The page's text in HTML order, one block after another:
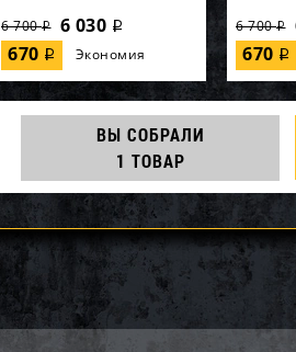
6 700i 6 030 i
670 i Экономия
6 700i
670 i
ВЫ СОБРАЛИ
1 ТОВАР